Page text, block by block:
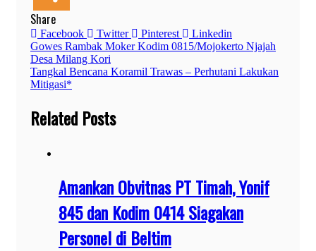
Share
Facebook Twitter Pinterest Linkedin
Navigasi
pos
Gowes Rambak Moker Kodim 0815/Mojokerto Njajah
Desa Milang Kori
Tangkal Bencana Koramil Trawas – Perhutani Lakukan
Mitigasi*
Related Posts
Amankan Obvitnas PT Timah, Yonif
845 dan Kodim 0414 Siagakan
Personel di Beltim